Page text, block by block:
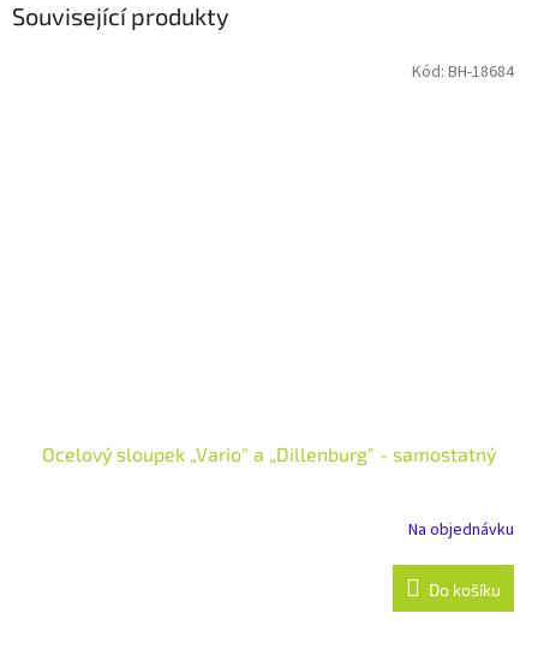
Související produkty
Ocelový sloupek „Vario" a „Dillenburg" - samostatný
Na objednávku
Do košíku
Kód: BH-18684